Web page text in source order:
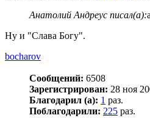
Анатолий Андреус писал(а):
Ну и "Слава Богу".
bocharov
Сообщений: 6508
Зарегистрирован: 28 ноя
Благодарил (а): 1 раз.
Поблагодарили: 225 раз.